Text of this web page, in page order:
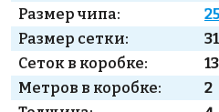
Размер чипа:
Размер сетки:
Сеток в коробке:
13
Метров в коробке:
2